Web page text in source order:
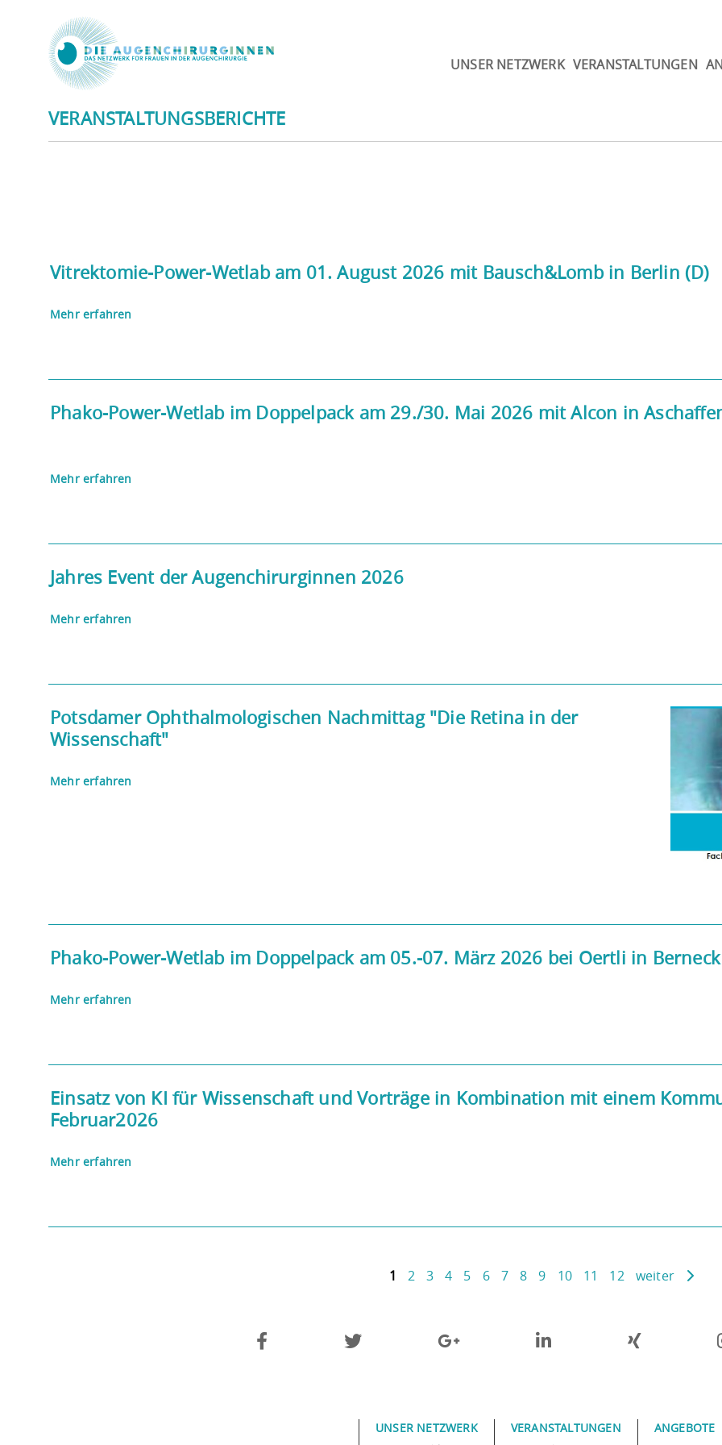
UNSER NETZWERK VERANSTALTUNGEN
VERANSTALTUNGSBERICHTE
Vitrektomie-Power-Wetlab am 01. August 2026 mit Bausch&Lomb in Berlin (D)
Mehr erfahren
Phako-Power-Wetlab im Doppelpack am 29./30. Mai 2026 mit Alcon in
Mehr erfahren
Jahres Event der Augenchirurginnen 2026
Mehr erfahren
Potsdamer Ophthalmologischen Nachmittag "Die Retina in der
Wissenschaft"
Mehr erfahren
Phako-Power-Wetlab im Doppelpack am 05.-07. März 2026 bei Oertli in Berneck
Mehr erfahren
Einsatz von KI für Wissenschaft und Vorträge in Kombination mit einem
Februar2026
Mehr erfahren
1 2 3 4 5 6 7 8 9 10 11 12 weiter
UNSER NETZWERK VERANSTALTUNGEN ANGEBOTE